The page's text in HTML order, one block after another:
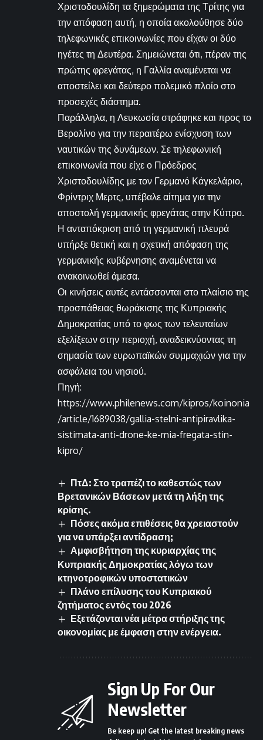
Χριστοδουλίδη τα ξημερώματα της Τρίτης για
την απόφαση αυτή, η οποία ακολούθησε δύο
τηλεφωνικές επικοινωνίες που είχαν οι δύο
ηγέτες τη Δευτέρα. Σημειώνεται ότι, πέραν της
πρώτης φρεγάτας, η Γαλλία αναμένεται να
αποστείλει και δεύτερο πολεμικό πλοίο στο
προσεχές διάστημα.
Παράλληλα, η Λευκωσία στράφηκε και προς το
Βερολίνο για την περαιτέρω ενίσχυση των
ναυτικών της δυνάμεων. Σε τηλεφωνική
επικοινωνία που είχε ο Πρόεδρος
Χριστοδουλίδης με τον Γερμανό Κάγκελάριο,
Φρίντριχ Μερτς, υπέβαλε αίτημα για την
αποστολή γερμανικής φρεγάτας στην Κύπρο.
Η ανταπόκριση από τη γερμανική πλευρά
υπήρξε θετική και η σχετική απόφαση της
γερμανικής κυβέρνησης αναμένεται να
ανακοινωθεί άμεσα.
Οι κινήσεις αυτές εντάσσονται στο πλαίσιο της
προσπάθειας θωράκισης της Κυπριακής
Δημοκρατίας υπό το φως των τελευταίων
εξελίξεων στην περιοχή, αναδεικνύοντας τη
σημασία των ευρωπαϊκών συμμαχιών για την
ασφάλεια του νησιού.
Πηγή:
https://www.philenews.com/kipros/koinonia
/article/1689038/gallia-stelni-antipiravlika-
sistimata-anti-drone-ke-mia-fregata-stin-
kipro/
ΠτΔ: Στο τραπέζι το καθεστώς των
Βρετανικών Βάσεων μετά τη λήξη της
κρίσης.
Πόσες ακόμα επιθέσεις θα χρειαστούν
για να υπάρξει αντίδραση;
Αμφισβήτηση της κυριαρχίας της
Κυπριακής Δημοκρατίας λόγω των
κτηνοτροφικών υποστατικών
Πλάνο επίλυσης του Κυπριακού
ζητήματος εντός του 2026
Εξετάζονται νέα μέτρα στήριξης της
οικονομίας με έμφαση στην ενέργεια.
Sign Up For Our
Newsletter
Be keep up! Get the latest breaking news